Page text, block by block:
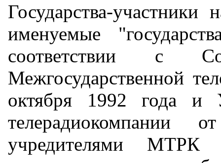
Государства-участники
именуемые
соответствии с
Межгосударственной
октября 1992 года и
учредителями